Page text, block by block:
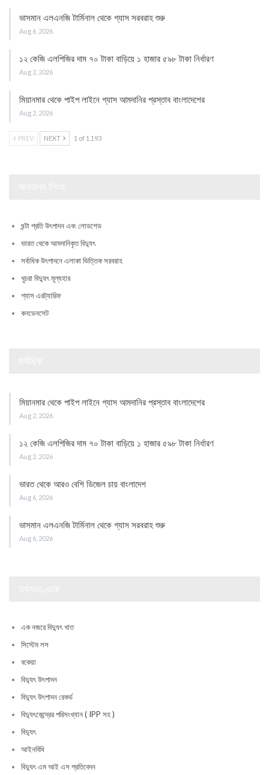
ভাসমান এলএনজি টার্মিনাল থেকে গ্যাস সরবরাহ শুরু
Aug 6, 2026
১২ কেজি এলপিজির দাম ৭০ টাকা বাড়িয়ে ১ হাজার ৫৯৮ টাকা নির্ধারণ
Aug 2, 2026
মিয়ানমার থেকে পাইপ লাইনে গ্যাস আমদানির প্রস্তাব বাংলাদেশের
Aug 2, 2026
PREV NEXT 1 of 1,193
ঘন্টা প্রতি উৎপাদন এবং লোডশেড
ভারত থেকে আমদানিকৃত বিদ্যুৎ
সর্বাধিক উৎপাদনে এলাকা ভিত্তিক সরবরাহ
খুচরা বিদ্যুৎ মূল্যহার
গ্যাস এরট্যারিফ
কনডেনসেট
মিয়ানমার থেকে পাইপ লাইনে গ্যাস আমদানির প্রস্তাব বাংলাদেশের
Aug 2, 2026
১২ কেজি এলপিজির দাম ৭০ টাকা বাড়িয়ে ১ হাজার ৫৯৮ টাকা নির্ধারণ
Aug 2, 2026
ভারত থেকে আরও বেশি ডিজেল চায় বাংলাদেশ
Aug 6, 2026
ভাসমান এলএনজি টার্মিনাল থেকে গ্যাস সরবরাহ শুরু
Aug 6, 2026
এক নজরে বিদ্যুৎ খাত
সিস্টেম লস
বকেয়া
বিদ্যুৎ উৎপাদন
বিদ্যুৎ উৎপাদন রেকর্ড
বিদ্যুৎকেন্দ্রের পরিসংখ্যান ( IPP সহ )
বিদ্যুৎ
আইনবিধি
বিদ্যুৎ এম আই এস প্রতিবেদন